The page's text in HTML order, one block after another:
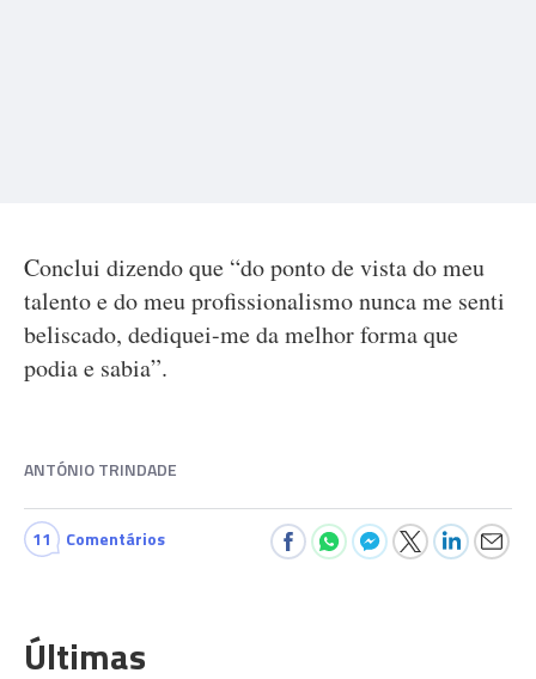
Conclui dizendo que “do ponto de vista do meu
talento e do meu profissionalismo nunca me senti
beliscado, dediquei-me da melhor forma que
podia e sabia”.
ANTÓNIO TRINDADE
11 Comentários
Últimas